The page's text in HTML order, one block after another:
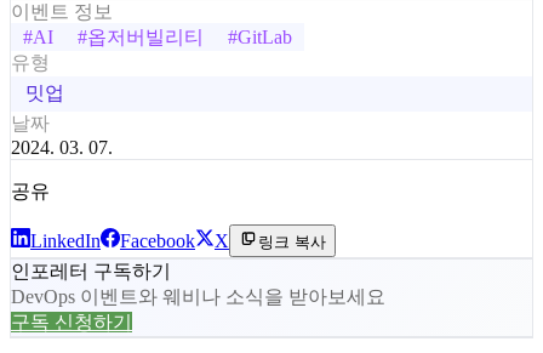
이벤트 정보
#AI #옵저버빌리티 #GitLab
유형
밋업
날짜
2024. 03. 07.
공유
LinkedIn Facebook X 링크 복사
인포레터 구독하기
DevOps 이벤트와 웨비나 소식을 받아보세요
구독 신청하기